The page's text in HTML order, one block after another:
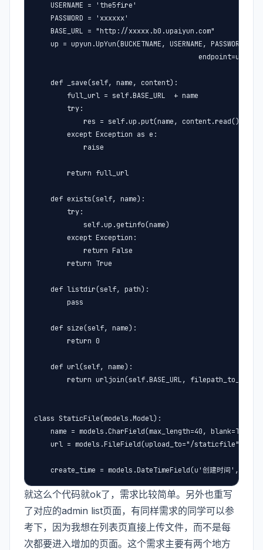
    USERNAME = 'the5fire'
    PASSWORD = 'xxxxxx'
    BASE_URL = "http://xxxxx.b0.upaiyun.com"
up = upyun.UpYun(BUCKETNAME, USERNAME, PASSWORD,
    def _save(self, name, content):
        full_url = self.BASE_URL  + name
        try:
res = self.up.put(name, content.read(),
        except Exception as e:
            raise
        return full_url
    def exists(self, name):
        try:
            self.up.getinfo(name)
        except Exception:
            return False
        return True
    def listdir(self, path):
        pass
    def size(self, name):
        return 0
    def url(self, name):
return urljoin(self.BASE_URL,
class StaticFile(models.Model):
name = models.CharField(max_length=40, blank=True,
url = models.FileField(upload_to="/staticfile",
create_time = models.DateTimeField(u'创建时间',
就这么个代码就ok了，需求比较简单。另外也重写
了对应的admin list页面，有同样需求的同学可以参
考下，因为我想在列表页直接上传文件，而不是每
次都要进入增加的页面。这个需求主要有两个地方